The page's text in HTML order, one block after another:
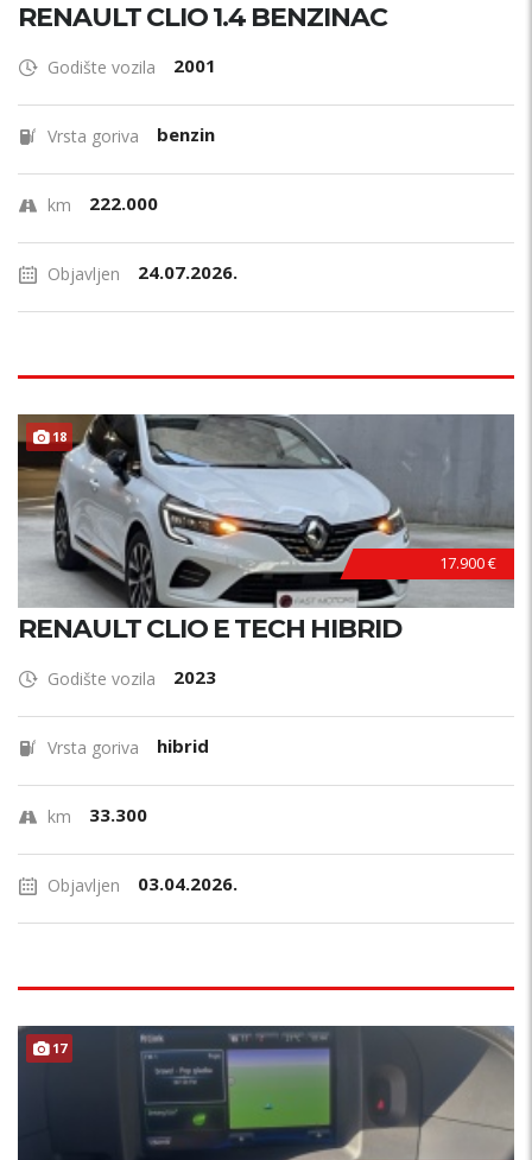
RENAULT CLIO 1.4 BENZINAC
Godište vozila 2001
Vrsta goriva benzin
km 222.000
Objavljen 24.07.2026.
18
17.900 €
RENAULT CLIO E TECH HIBRID
Godište vozila 2023
Vrsta goriva hibrid
km 33.300
Objavljen 03.04.2026.
17